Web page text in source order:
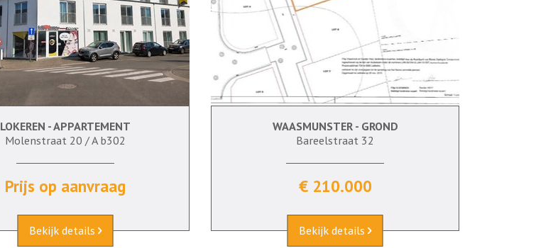
87 m² 1 Ja
LOKEREN - APPARTEMENT
Molenstraat 20 / A b302
Prijs op aanvraag
Bekijk details
WAASMUNSTER - GROND
Bareelstraat 32
€ 210.000
Bekijk details